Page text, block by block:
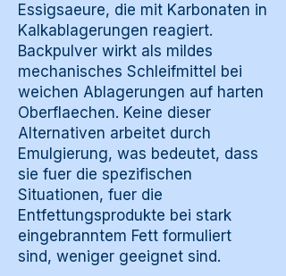
Essigsaeure, die mit Karbonaten in
Kalkablagerungen reagiert.
Backpulver wirkt als mildes
mechanisches Schleifmittel bei
weichen Ablagerungen auf harten
Oberflaechen. Keine dieser
Alternativen arbeitet durch
Emulgierung, was bedeutet, dass
sie fuer die spezifischen
Situationen, fuer die
Entfettungsprodukte bei stark
eingebranntem Fett formuliert
sind, weniger geeignet sind.